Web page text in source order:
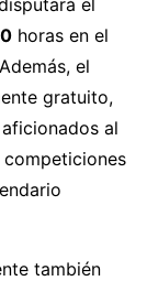
horas en el
Además, el
gratuito,
al
también